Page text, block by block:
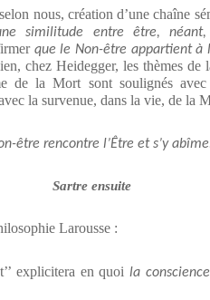
nous, création d’une chaîne
similitude entre être,
que le Non-être appartient à
chez Heidegger, les thèmes
de la Mort sont soulignés
la survenue, dans la vie, de la
être rencontre l’Être et s’y
Sartre ensuite
Larousse :
explicitera en quoi la